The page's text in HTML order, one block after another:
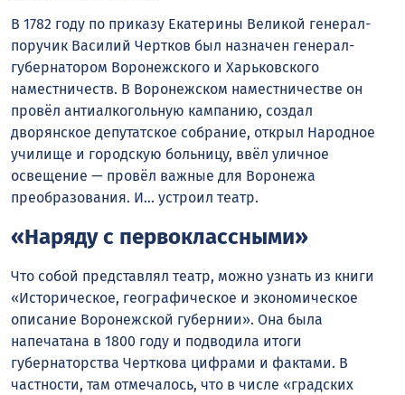
В 1782 году по приказу Екатерины Великой генерал-
поручик Василий Чертков был назначен генерал-
губернатором Воронежского и Харьковского
наместничеств. В Воронежском наместничестве он
провёл антиалкогольную кампанию, создал
дворянское депутатское собрание, открыл Народное
училище и городскую больницу, ввёл уличное
освещение — провёл важные для Воронежа
преобразования. И… устроил театр.
«Наряду с первоклассными»
Что собой представлял театр, можно узнать из книги
«Историческое, географическое и экономическое
описание Воронежской губернии». Она была
напечатана в 1800 году и подводила итоги
губернаторства Черткова цифрами и фактами. В
частности, там отмечалось, что в числе «градских